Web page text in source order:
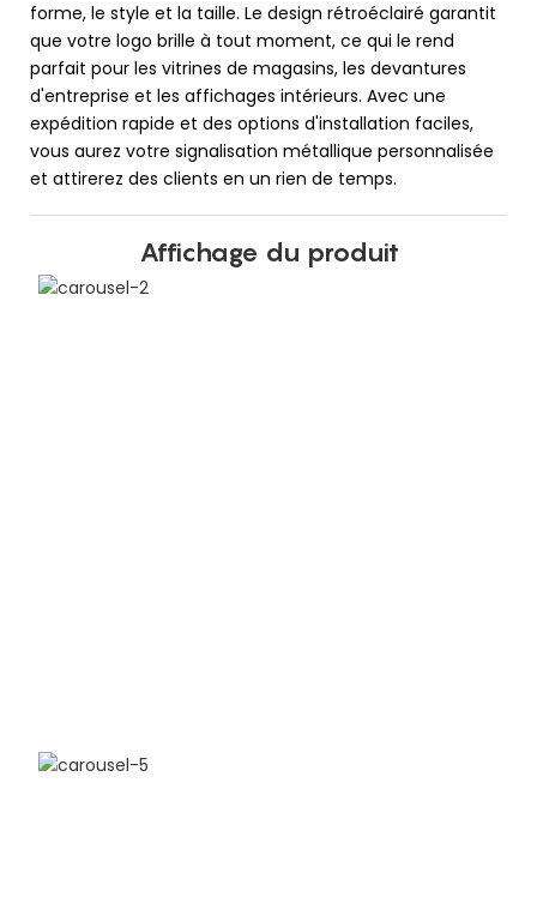
forme, le style et la taille. Le design rétroéclairé garantit
que votre logo brille à tout moment, ce qui le rend
parfait pour les vitrines de magasins, les devantures
d'entreprise et les affichages intérieurs. Avec une
expédition rapide et des options d'installation faciles,
vous aurez votre signalisation métallique personnalisée
et attirerez des clients en un rien de temps.
Affichage du produit